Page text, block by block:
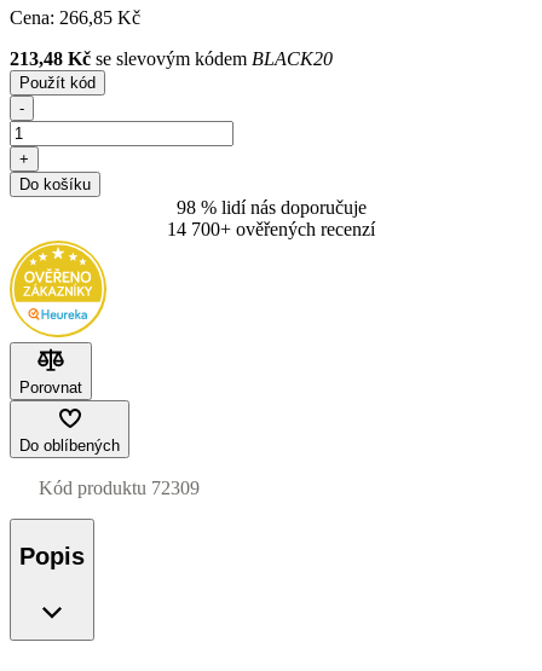
Cena: 266,85 Kč
213,48 Kč se slevovým kódem BLACK20
Použít kód
-
+
Do košíku
98 % lidí nás doporučuje
14 700+ ověřených recenzí
Porovnat
Do oblíbených
Kód produktu 72309
Popis